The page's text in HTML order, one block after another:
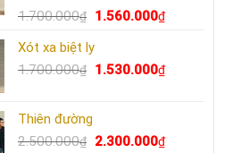
Được xếp
5 sao
1.700.000₫
Giá
là:
1.700.000₫.
1.560.000₫Giá
là:
Xót xa biệt ly
1.700.000₫
Giá
1.530.000₫Giá
1.530.000₫.
Thiên đường
2.500.000₫
Giá
2.300.000₫Giá